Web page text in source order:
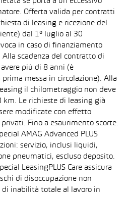
Offerta valida per contratti
di leasing e ricezione del
dal 1° luglio al 30
in caso di finanziamento
Alla scadenza del contratto di
più di 8 anni (è
messa in circolazione). Alla
il chilometraggio non deve
km. Le richieste di leasing già
modificate con effetto
Fino a esaurimento scorte.
AMAG Advanced PLUS
servizio, inclusi liquidi,
pneumatici, escluso deposito.
LeasingPLUS Care assicura
di disoccupazione non
inabilità totale al lavoro in